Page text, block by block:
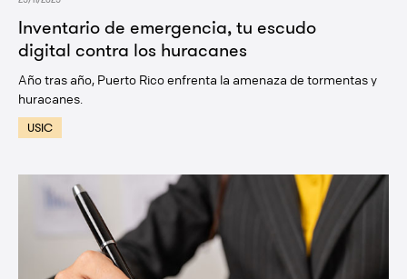
Inventario de emergencia, tu escudo
digital contra los huracanes
Año tras año, Puerto Rico enfrenta la amenaza de tormentas y
huracanes.
USIC